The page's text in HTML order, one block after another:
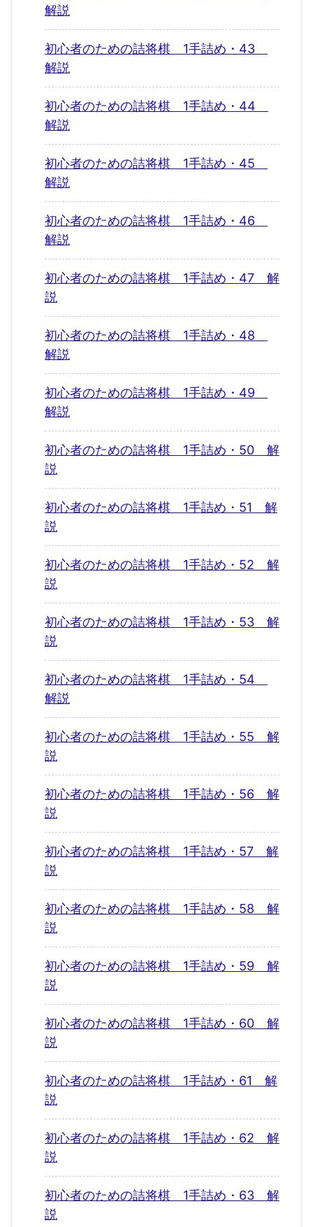
解説
初心者のための詰将棋 1手詰め・43
解説
初心者のための詰将棋 1手詰め・44
解説
初心者のための詰将棋 1手詰め・45
解説
初心者のための詰将棋 1手詰め・46
解説
初心者のための詰将棋 1手詰め・47 解
説
初心者のための詰将棋 1手詰め・48
解説
初心者のための詰将棋 1手詰め・49
解説
初心者のための詰将棋 1手詰め・50 解
説
初心者のための詰将棋 1手詰め・51 解
説
初心者のための詰将棋 1手詰め・52 解
説
初心者のための詰将棋 1手詰め・53 解
説
初心者のための詰将棋 1手詰め・54
解説
初心者のための詰将棋 1手詰め・55 解
説
初心者のための詰将棋 1手詰め・56 解
説
初心者のための詰将棋 1手詰め・57 解
説
初心者のための詰将棋 1手詰め・58 解
説
初心者のための詰将棋 1手詰め・59 解
説
初心者のための詰将棋 1手詰め・60 解
説
初心者のための詰将棋 1手詰め・61 解
説
初心者のための詰将棋 1手詰め・62 解
説
初心者のための詰将棋 1手詰め・63 解
説